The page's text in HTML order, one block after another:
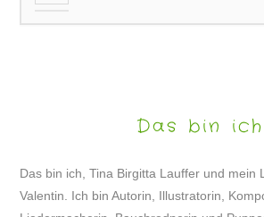
Das bin ich
Das bin ich, Tina Birgitta Lauffer und mein
Valentin. Ich bin Autorin, Illustratorin,